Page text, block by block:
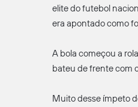
elite do futebol
era apontado como
A bola começou a
bateu de frente com
Muito desse ímpeto